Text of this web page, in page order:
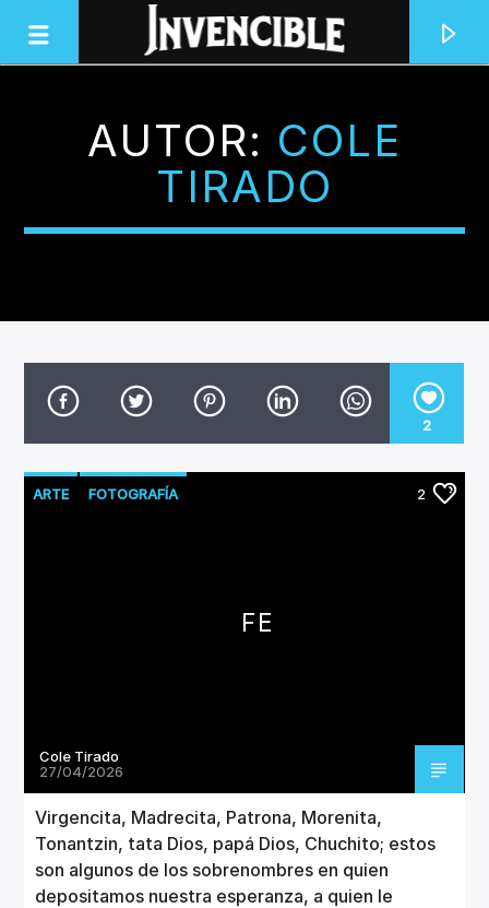
INVENCIBLE RADIO
JUNTOS SOMOS INVENCIBLES
CANCIÓN ACTUAL
AUTOR: COLE
TIRADO
2
ARTE FOTOGRAFÍA 2
FE
Cole Tirado
27/04/2026
Virgencita, Madrecita, Patrona, Morenita,
Tonantzin, tata Dios, papá Dios, Chuchito; estos
son algunos de los sobrenombres en quien
depositamos nuestra esperanza, a quien le